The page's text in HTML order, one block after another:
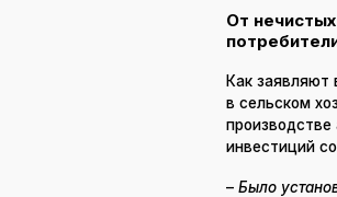
От
Как заявляют
в сельском
инвестиций
– Было